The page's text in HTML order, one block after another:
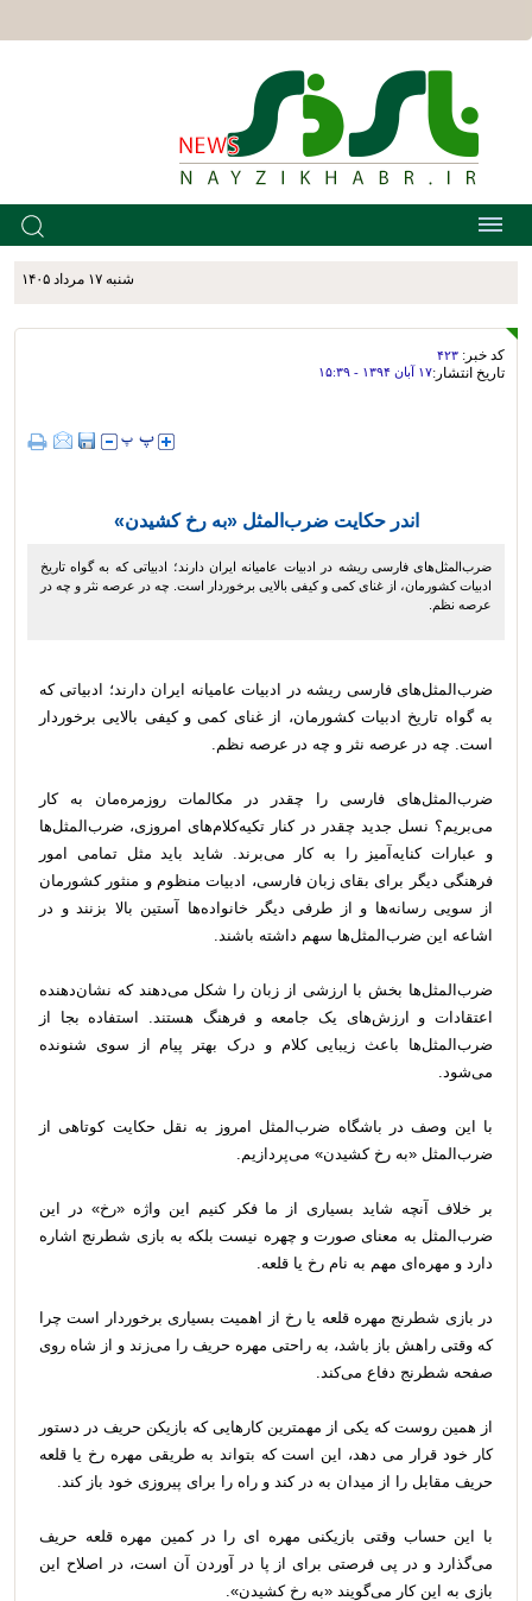
شنبه ۱۷ مرداد ۱۴۰۵
کد خبر: ۴۲۳
تاریخ انتشار:۱۷ آبان ۱۳۹۴ - ۱۵:۳۹
اندر حکایت ضرب‌المثل «به رخ کشیدن»
ضرب‌المثل‌های فارسی ریشه در ادبیات عامیانه ایران دارند؛ ادبیاتی که به گواه تاریخ
ادبیات کشورمان، از غنای کمی و کیفی بالایی برخوردار است. چه در عرصه نثر و چه در
عرصه نظم.
ضرب‌المثل‌های فارسی ریشه در ادبیات عامیانه ایران دارند؛ ادبیاتی که
به گواه تاریخ ادبیات کشورمان، از غنای کمی و کیفی بالایی برخوردار
است. چه در عرصه نثر و چه در عرصه نظم.
ضرب‌المثل‌های فارسی را چقدر در مکالمات روزمره‌مان به کار
می‌بریم؟ نسل جدید چقدر در کنار تکیه‌کلام‌های امروزی، ضرب‌المثل‌ها
و عبارات کنایه‌آمیز را به کار می‌برند. شاید باید مثل تمامی امور
فرهنگی دیگر برای بقای زبان فارسی، ادبیات منظوم و منثور کشورمان
از سویی رسانه‌ها و از طرفی دیگر خانواده‌ها آستین بالا بزنند و در
اشاعه این ضرب‌المثل‌ها سهم داشته باشند.
ضرب‌المثل‌ها بخش با ارزشی از زبان را شکل می‌دهند که نشان‌دهنده
اعتقادات و ارزش‌های یک جامعه و فرهنگ هستند. استفاده بجا از
ضرب‌المثل‌ها باعث زیبایی کلام و درک بهتر پیام از سوی شنونده
می‌شود.
با این وصف در باشگاه ضرب‌المثل امروز به نقل حکایت کوتاهی از
ضرب‌المثل «به رخ کشیدن» می‌پردازیم.
بر خلاف آنچه شاید بسیاری از ما فکر کنیم این واژه «رخ» در این
ضرب‌المثل به معنای صورت و چهره نیست بلکه به بازی شطرنج اشاره
دارد و مهره‌ای مهم به نام رخ یا قلعه.
در بازی شطرنج مهره قلعه یا رخ از اهمیت بسیاری برخوردار است چرا
که وقتی راهش باز باشد، به راحتی مهره حریف را می‌زند و از شاه روی
صفحه شطرنج دفاع می‌کند.
از همین روست که یکی از مهمترین کارهایی که بازیکن حریف در دستور
کار خود قرار می دهد، این است که بتواند به طریقی مهره رخ یا قلعه
حریف مقابل را از میدان به در کند و راه را برای پیروزی خود باز کند.
با این حساب وقتی بازیکنی مهره ای را در کمین مهره قلعه حریف
می‌گذارد و در پی فرصتی برای از پا در آوردن آن است، در اصلاح این
بازی به این کار می‌گویند «به رخ کشیدن».